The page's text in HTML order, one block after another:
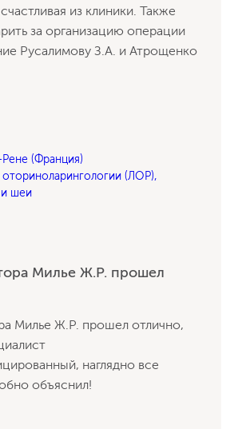
из клиники. Также
за организацию операции
Русалимову З.А. и Атрощенко
(Франция)
оториноларингологии (ЛОР),
и шеи
Милье Ж.Р. прошел
Милье Ж.Р. прошел отлично,
наглядно все
объяснил!